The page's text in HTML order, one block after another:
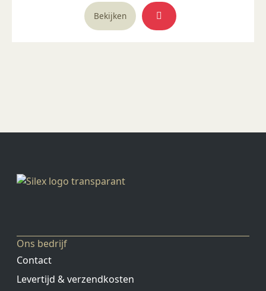
Bekijken
Ons bedrijf
Contact
Levertijd & verzendkosten